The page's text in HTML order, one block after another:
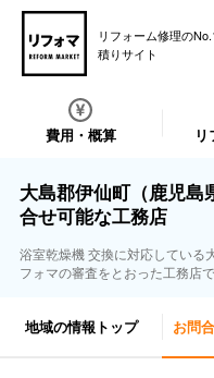
リフォーム修理の
積りサイト
費用・概算
大島郡伊仙町（鹿児島
合せ可能な工務店
浴室乾燥機 交換に対応している
フォマの審査をとおった工務店
地域の情報トップ お問